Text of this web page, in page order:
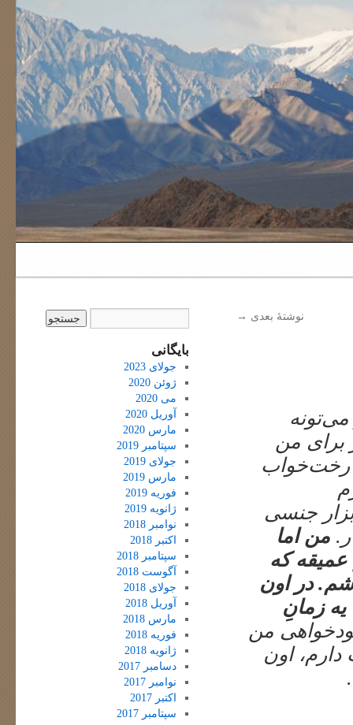
نوشتهٔ بعدی →
برای من
رخت‌خواب
جنسی
من اما
عمیقه که
در اون
زمانِ
من
اون
بایگانی
جولای 2023
ژوئن 2020
می 2020
آوریل 2020
مارس 2020
سپتامبر 2019
جولای 2019
مارس 2019
فوریه 2019
ژانویه 2019
نوامبر 2018
اکتبر 2018
سپتامبر 2018
آگوست 2018
جولای 2018
آوریل 2018
مارس 2018
فوریه 2018
ژانویه 2018
دسامبر 2017
نوامبر 2017
اکتبر 2017
سپتامبر 2017